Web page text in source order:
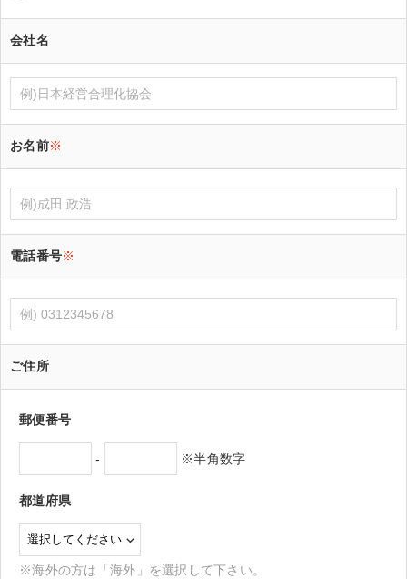
会社名
お名前※
電話番号※
ご住所
郵便番号
- ※半角数字
都道府県
※海外の方は「海外」を選択して下さい。